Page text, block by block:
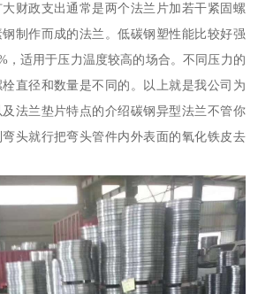
财政支出通常是两个法兰片加若干紧固螺
制作而成的法兰。低碳钢塑性能比较好强
，适用于压力温度较高的场合。不同压力的
直径和数量是不同的。以上就是我公司为
法兰垫片特点的介绍碳钢异型法兰不管你
头就行把弯头管件内外表面的氧化铁皮去